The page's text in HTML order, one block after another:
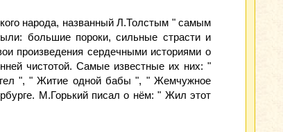
народа, названный Л.Толстым " самым
большие пороки, сильные страсти и
произведения сердечными историями о
чистотой. Самые известные их них: "
", " Житие одной бабы ", " Жемчужное
М.Горький писал о нём: " Жил этот